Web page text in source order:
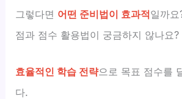
그렇다면 어떤 준비법이 효과적일까
점과 점수 활용법이 궁금하지 않나요?
효율적인 학습 전략으로 목표 점수를
다.